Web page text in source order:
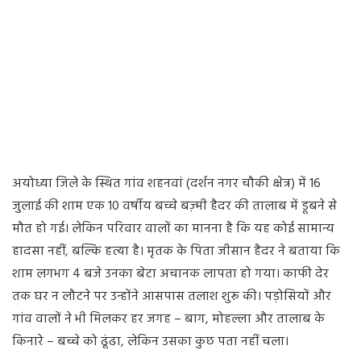
अयोध्या जिले के स्थित गांव शहनवां (दर्शन नगर चौकी क्षेत्र) में 16
जुलाई की शाम एक 10 वर्षीय बच्चे बज़्मी हैदर की तालाब में डूबने से
मौत हो गई। लेकिन परिवार वालों का मानना है कि यह कोई सामान्य
हादसा नहीं, बल्कि हत्या है। मृतक के पिता जीसान हैदर ने बताया कि
शाम लगभग 4 बजे उनका बेटा अचानक लापता हो गया। काफी देर
तक घर न लौटने पर उन्होंने आसपास तलाश शुरू की। पड़ोसियों और
गांव वालों ने भी मिलकर हर जगह – बाग, मोहल्ला और तालाब के
किनारे – बच्चे को ढूंढा, लेकिन उसका कुछ पता नहीं चला।